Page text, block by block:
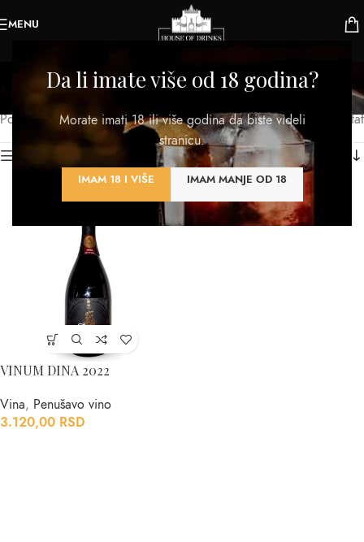
Da li imate više od 18 godina?
Morate imati 18 ili više godina da biste videli
stranicu.
IMAM 18 I VIŠE IMAM MANJE OD 18
MENU
Belo penušavo
Početna
Proizvod TIP/Belo penušavo
Prikazan jedan rezultat
Kategorije proizvoda
VINUM DINA 2022
Vina, Penušavo vino
3.120,00 RSD